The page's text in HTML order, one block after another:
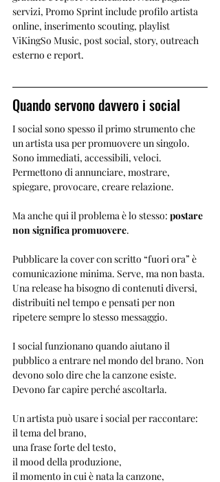
servizi, Promo Sprint include profilo artista
online, inserimento scouting, playlist
ViKingSo Music, post social, story, outreach
esterno e report.
Quando servono davvero i social
I social sono spesso il primo strumento che
un artista usa per promuovere un singolo.
Sono immediati, accessibili, veloci.
Permettono di annunciare, mostrare,
spiegare, provocare, creare relazione.
Ma anche qui il problema è lo stesso: postare
non significa promuovere.
Pubblicare la cover con scritto “fuori ora” è
comunicazione minima. Serve, ma non basta.
Una release ha bisogno di contenuti diversi,
distribuiti nel tempo e pensati per non
ripetere sempre lo stesso messaggio.
I social funzionano quando aiutano il
pubblico a entrare nel mondo del brano. Non
devono solo dire che la canzone esiste.
Devono far capire perché ascoltarla.
Un artista può usare i social per raccontare:
il tema del brano,
una frase forte del testo,
il mood della produzione,
il momento in cui è nata la canzone,